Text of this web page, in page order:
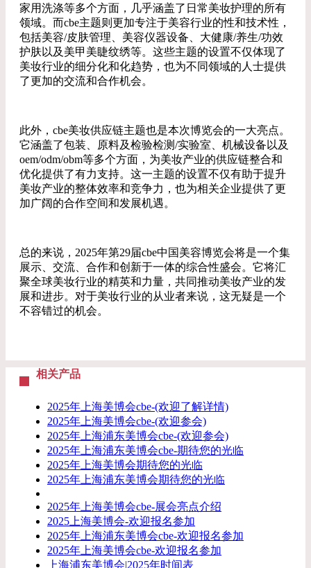
家用洗涤等多个方面，几乎涵盖了日常美妆护理的所有
领域。而cbe主题则更加专注于美容行业的性和技术性，
包括美容/皮肤管理、美容仪器设备、大健康/养生/功效
护肤以及美甲美睫纹绣等。这些主题的设置不仅体现了
美妆行业的细分化和化趋势，也为不同领域的人士提供
了更加的交流和合作机会。
此外，cbe美妆供应链主题也是本次博览会的一大亮点。
它涵盖了包装、原料及检验检测/实验室、机械设备以及
oem/odm/obm等多个方面，为美妆产业的供应链整合和
优化提供了有力支持。这一主题的设置不仅有助于提升
美妆产业的整体效率和竞争力，也为相关企业提供了更
加广阔的合作空间和发展机遇。
总的来说，2025年第29届cbe中国美容博览会将是一个集
展示、交流、合作和创新于一体的综合性盛会。它将汇
聚全球美妆行业的精英和力量，共同推动美妆产业的发
展和进步。对于美妆行业的从业者来说，这无疑是一个
不容错过的机会。
相关产品
2025年上海美博会cbe-(欢迎了解详情)
2025年上海美博会cbe-(欢迎参会)
2025年上海浦东美博会cbe-(欢迎参会)
2025年上海浦东美博会cbe-期待您的光临
2025年上海美博会期待您的光临
2025年上海浦东美博会期待您的光临
2025年上海美博会cbe-展会亮点介绍
2025上海美博会-欢迎报名参加
2025年上海浦东美博会cbe-欢迎报名参加
2025年上海美博会cbe-欢迎报名参加
上海浦东美博会|2025年时间表